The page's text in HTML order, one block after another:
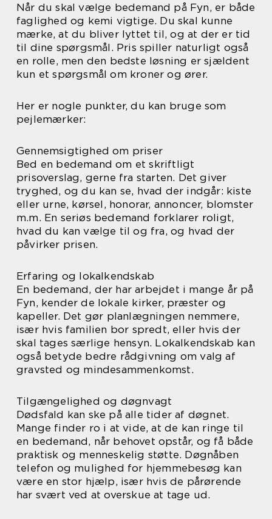
Når du skal vælge bedemand på Fyn, er både
faglighed og kemi vigtige. Du skal kunne
mærke, at du bliver lyttet til, og at der er tid
til dine spørgsmål. Pris spiller naturligt også
en rolle, men den bedste løsning er sjældent
kun et spørgsmål om kroner og ører.
Her er nogle punkter, du kan bruge som
pejlemærker:
Gennemsigtighed om priser
Bed en bedemand om et skriftligt
prisoverslag, gerne fra starten. Det giver
tryghed, og du kan se, hvad der indgår: kiste
eller urne, kørsel, honorar, annoncer, blomster
m.m. En seriøs bedemand forklarer roligt,
hvad du kan vælge til og fra, og hvad der
påvirker prisen.
Erfaring og lokalkendskab
En bedemand, der har arbejdet i mange år på
Fyn, kender de lokale kirker, præster og
kapeller. Det gør planlægningen nemmere,
især hvis familien bor spredt, eller hvis der
skal tages særlige hensyn. Lokalkendskab kan
også betyde bedre rådgivning om valg af
gravsted og mindesammenkomst.
Tilgængelighed og døgnvagt
Dødsfald kan ske på alle tider af døgnet.
Mange finder ro i at vide, at de kan ringe til
en bedemand, når behovet opstår, og få både
praktisk og menneskelig støtte. Døgnåben
telefon og mulighed for hjemmebesøg kan
være en stor hjælp, især hvis de pårørende
har svært ved at overskue at tage ud.